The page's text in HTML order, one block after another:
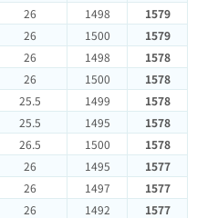
26 1498
1579
26 1500
1579
26 1498
1578
26 1500
1578
25.5 1499
1578
25.5 1495
1578
26.5 1500
1578
26 1495
1577
26 1497
1577
26 1492
1577